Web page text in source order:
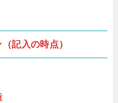
記入の時点）